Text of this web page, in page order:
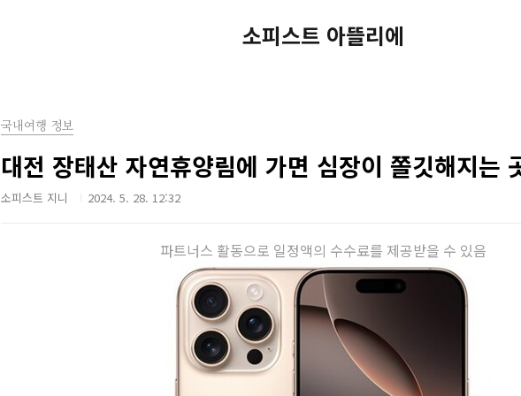
소피스트 아뜰리에
국내여행 정보
대전 장태산 자연휴양림에 가면 심장이 쫄깃해지는
소피스트 지니 2024. 5. 28. 12:32